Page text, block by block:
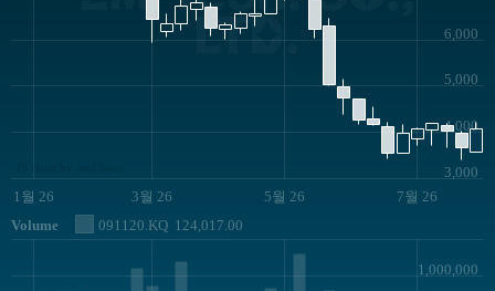
LTD.
1월 26 3월 26 5월 26 7월 26
3,000
4,000
5,000
6,000
Volume 091120.KQ 124,017.00
1,000,000